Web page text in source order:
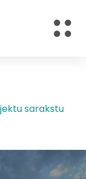
sarakstu